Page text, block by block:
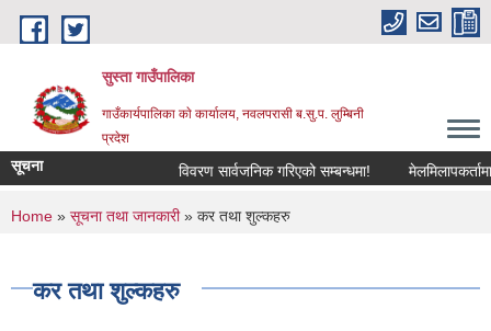
Skip to main content
सुस्ता गाउँपालिका
गाउँकार्यपालिका काे कार्यालय, नवलपरासी ब.सु.प. लुम्बिनी
प्रदेश
सूचना विवरण सार्वजनिक गरिएको सम्बन्धमा!
You are here
Home » सूचना तथा जानकारी» कर तथा शुल्कहरु
कर तथा शुल्कहरु